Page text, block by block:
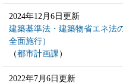
2024年12月6日更新
建築基準法・建築物省エネ法
全面施行）
都市計画課
2022年7月6日更新